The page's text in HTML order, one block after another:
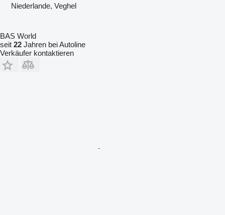
Niederlande, Veghel
BAS World
seit 22 Jahren bei Autoline
Verkäufer kontaktieren